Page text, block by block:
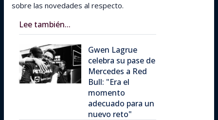
sobre las novedades al respecto.
Lee también...
Gwen Lagrue
celebra su pase de
Mercedes a Red
Bull: "Era el
momento
adecuado para un
nuevo reto"